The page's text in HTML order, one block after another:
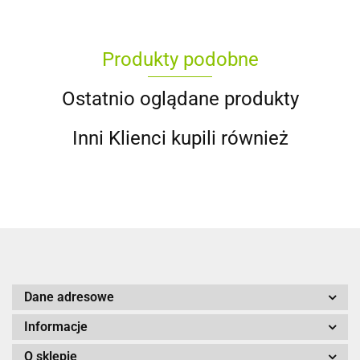
Produkty podobne
Ostatnio oglądane produkty
Inni Klienci kupili również
Dane adresowe
Informacje
O sklepie